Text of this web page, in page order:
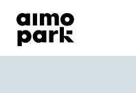
Hitta parkering
Samarbete
Kundservice